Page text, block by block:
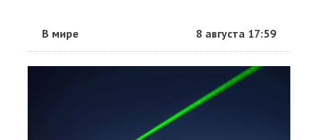
В мире 8 августа 17:59